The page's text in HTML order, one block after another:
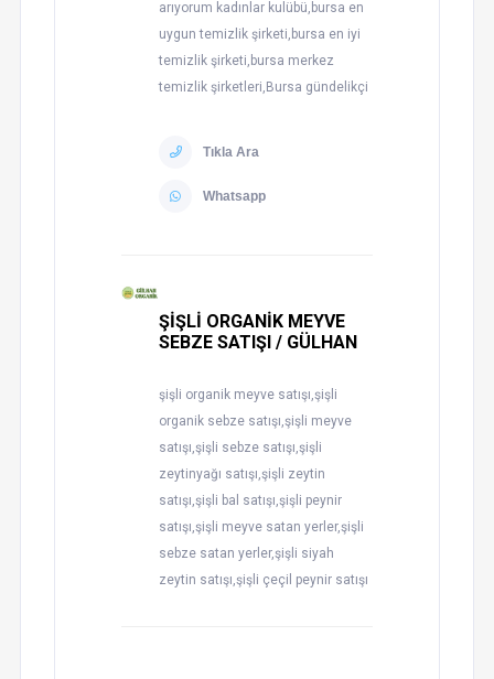
arıyorum kadınlar kulübü,bursa en
uygun temizlik şirketi,bursa en iyi
temizlik şirketi,bursa merkez
temizlik şirketleri,Bursa gündelikçi
Tıkla Ara
Whatsapp
ŞİŞLİ ORGANİK MEYVE
SEBZE SATIŞI / GÜLHAN
şişli organik meyve satışı,şişli
organik sebze satışı,şişli meyve
satışı,şişli sebze satışı,şişli
zeytinyağı satışı,şişli zeytin
satışı,şişli bal satışı,şişli peynir
satışı,şişli meyve satan yerler,şişli
sebze satan yerler,şişli siyah
zeytin satışı,şişli çeçil peynir satışı